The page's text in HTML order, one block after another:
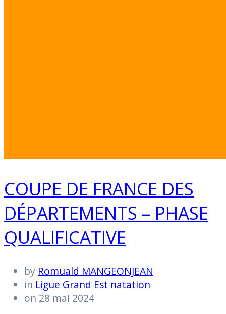
COUPE DE FRANCE DES
DÉPARTEMENTS – PHASE
QUALIFICATIVE
by Romuald MANGEONJEAN
in Ligue Grand Est natation
on 28 mai 2024